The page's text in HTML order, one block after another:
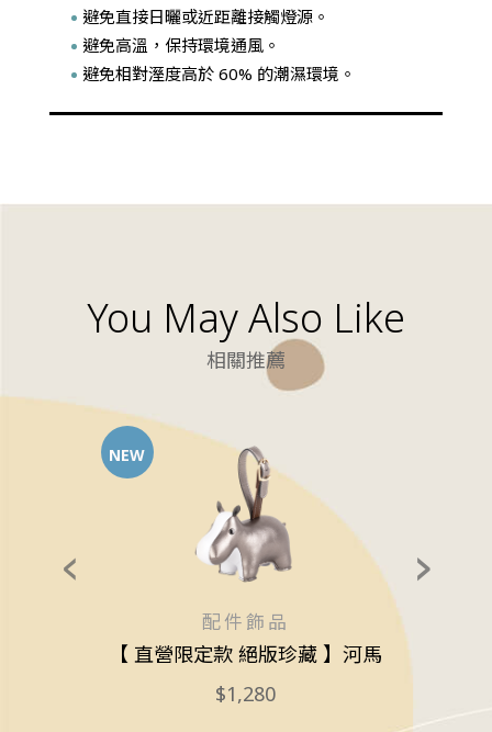
避免直接日曬或近距離接觸燈源。
避免高溫，保持環境通風。
避免相對溼度高於 60% 的潮濕環境。
You May Also Like
相關推薦
配件飾品
【 直營限定款 絕版珍藏 】河馬
1,280
NEW